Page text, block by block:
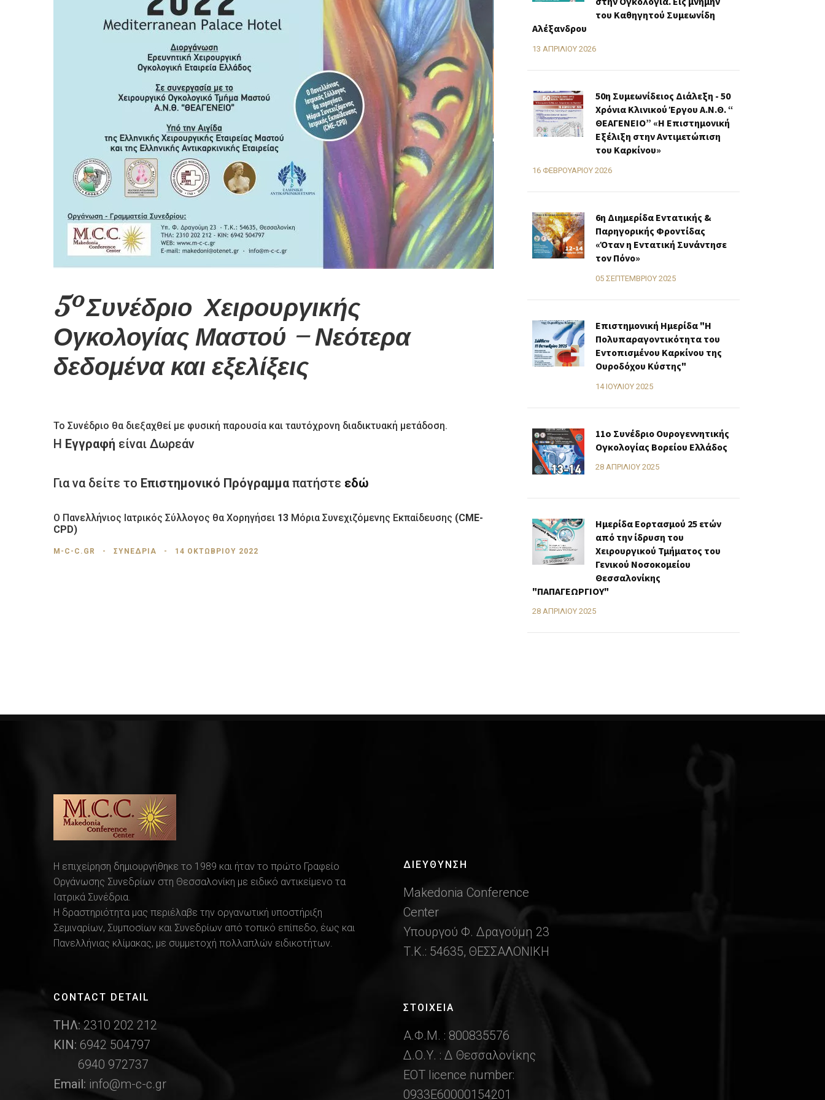
5ºΣυνέδριο Χειρουργικής
Ογκολογίας Μαστού – Νεότερα
δεδομένα και εξελίξεις
Το Συνέδριο θα διεξαχθεί με φυσική παρουσία και ταυτόχρονη διαδικτυακή μετάδοση.
Η Εγγραφή είναι Δωρεάν
Για να δείτε το Επιστημονικό Πρόγραμμα πατήστε εδώ
Ο Πανελλήνιος Ιατρικός Σύλλογος θα Χορηγήσει 13 Μόρια Συνεχιζόμενης Εκπαίδευσης (CME-
CPD)
M-C-C.GR ΣΥΝΕΔΡΙΑ 14 ΟΚΤΩΒΡΊΟΥ 2022
του Καθηγητού Συμεωνίδη
Αλέξανδρου
13 ΑΠΡΙΛΊΟΥ 2026
50η Συμεωνίδειος Διάλεξη - 50
Χρόνια Κλινικού Έργου Α.Ν.Θ. “
ΘΕΑΓΕΝΕΙΟ” «H Επιστημονική
Εξέλιξη στην Αντιμετώπιση
του Καρκίνου»
16 ΦΕΒΡΟΥΑΡΊΟΥ 2026
6η Διημερίδα Εντατικής &
Παρηγορικής Φροντίδας
«Όταν η Εντατική Συνάντησε
τον Πόνο»
05 ΣΕΠΤΕΜΒΡΊΟΥ 2025
Επιστημονική Ημερίδα "Η
Πολυπαραγοντικότητα του
Εντοπισμένου Καρκίνου της
Ουροδόχου Κύστης"
14 ΙΟΥΛΊΟΥ 2025
11o Συνέδριο Ουρογεννητικής
Ογκολογίας Βορείου Ελλάδος
28 ΑΠΡΙΛΊΟΥ 2025
Ημερίδα Εορτασμού 25 ετών
από την ίδρυση του
Χειρουργικού Τμήματος του
Γενικού Νοσοκομείου
Θεσσαλονίκης
"ΠΑΠΑΓΕΩΡΓΙΟΥ"
28 ΑΠΡΙΛΊΟΥ 2025
Η επιχείρηση δημιουργήθηκε το 1989 και ήταν το πρώτο Γραφείο
Οργάνωσης Συνεδρίων στη Θεσσαλονίκη με ειδικό αντικείμενο τα
Ιατρικά Συνέδρια.
Η δραστηριότητα μας περιέλαβε την οργανωτική υποστήριξη
Σεμιναρίων, Συμποσίων και Συνεδρίων από τοπικό επίπεδο, έως και
Πανελλήνιας κλίμακας, με συμμετοχή πολλαπλών ειδικοτήτων.
CONTACT DETAIL
ΤΗΛ: 2310 202 212
ΚΙΝ: 6942 504797
6940 972737
Email: info@m-c-c.gr
ΔΙΕΎΘΥΝΣΗ
Makedonia Conference
Center
Υπουργού Φ. Δραγούμη 23
Τ.Κ.: 54635, ΘΕΣΣΑΛΟΝΙΚΗ
ΣΤΟΙΧΕΙΑ
Α.Φ.Μ. : 800835576
Δ.Ο.Υ. : Δ Θεσσαλονίκης
ΕΟΤ licence number:
0933Ε60000154201